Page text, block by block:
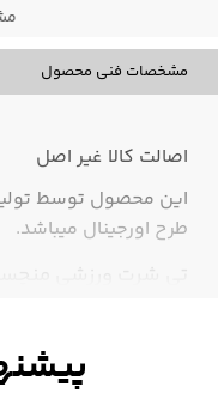
مشخصات فنی محصول
اصالت کالا غیر اصل
این محصول توسط
طرح اورجینال میباشد.
تی شرت ورزشی